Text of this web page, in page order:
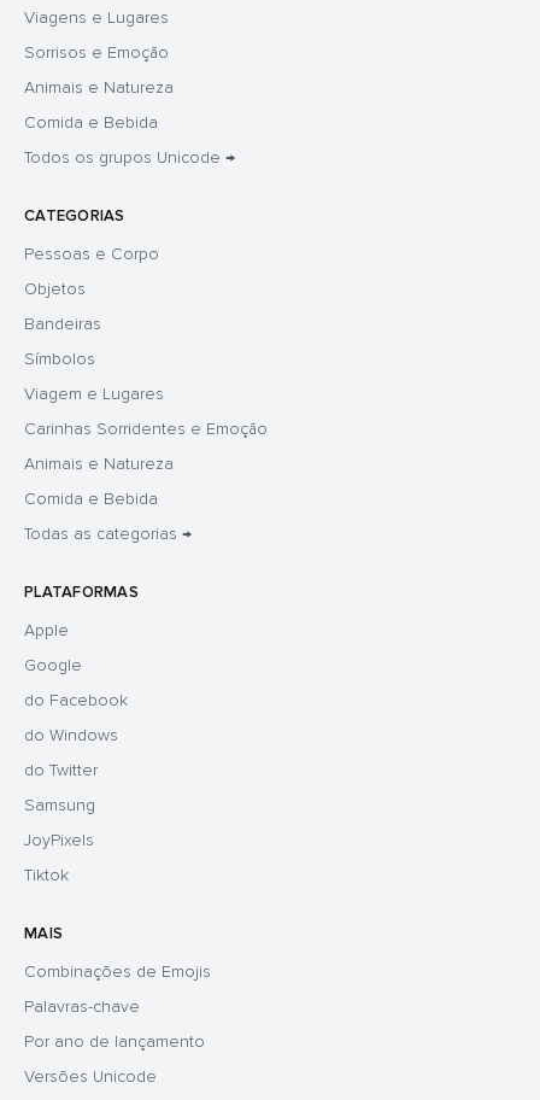
Viagens e Lugares
Sorrisos e Emoção
Animais e Natureza
Comida e Bebida
Todos os grupos Unicode →
CATEGORIAS
Pessoas e Corpo
Objetos
Bandeiras
Símbolos
Viagem e Lugares
Carinhas Sorridentes e Emoção
Animais e Natureza
Comida e Bebida
Todas as categorias →
PLATAFORMAS
Apple
Google
do Facebook
do Windows
do Twitter
Samsung
JoyPixels
Tiktok
MAIS
Combinações de Emojis
Palavras-chave
Por ano de lançamento
Versões Unicode